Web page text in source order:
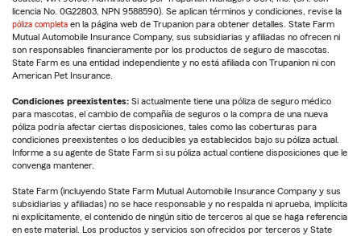
licencia No. 0G22803, NPN 9588590). Se aplican términos y condiciones, revise la
póliza completa en la página web de Trupanion para obtener detalles. State Farm
Mutual Automobile Insurance Company, sus subsidiarias y afiliadas no ofrecen ni
son responsables financieramente por los productos de seguro de mascotas.
State Farm es una entidad independiente y no está afiliada con Trupanion ni con
American Pet Insurance.
Condiciones preexistentes: Si actualmente tiene una póliza de seguro médico
para mascotas, el cambio de compañía de seguros o la compra de una nueva
póliza podría afectar ciertas disposiciones, tales como las coberturas para
condiciones preexistentes o los deducibles ya establecidos bajo su póliza actual.
Informe a su agente de State Farm si su póliza actual contiene disposiciones que le
convenga mantener.
State Farm (incluyendo State Farm Mutual Automobile Insurance Company y sus
subsidiarias y afiliadas) no se hace responsable y no respalda ni aprueba, implícita
ni explícitamente, el contenido de ningún sitio de terceros al que se haga referencia
en este material. Los productos y servicios son ofrecidos por terceros y State